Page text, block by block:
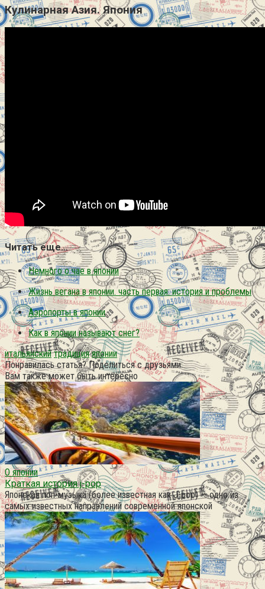
Кулинарная Азия. Япония
Читать еще…
Немного о чае в японии
Жизнь вегана в японии. часть первая: история и проблемы
Аэропорты в японии
Как в японии называют снег?
итальянский традиция японии
Понравилась статья? Поделиться с друзьями:
Вам также может быть интересно
О японии
Краткая история j-pop
Японская поп-музыка (более известная как J-pop) — одно из
самых известных направлений современной японской